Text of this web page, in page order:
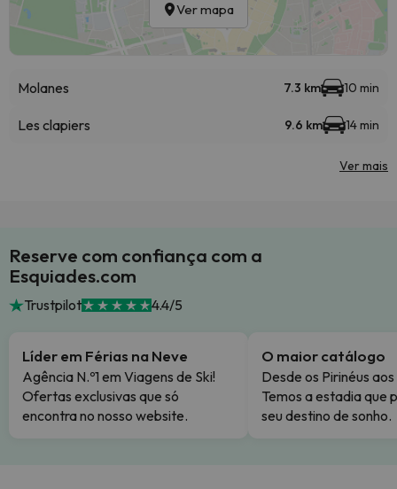
Ver mapa
Molanes 7.3 km 10 min
Les clapiers 9.6 km 14 min
Ver mais
Reserve com confiança com a
Esquiades.com
Trustpilot 4.4/5
Líder em Férias na Neve
Agência N.º1 em Viagens de Ski!
Ofertas exclusivas que só
encontra no nosso website.
O maior catálogo
Desde os Pirinéus
Temos a estadia que
seu destino de sonho.